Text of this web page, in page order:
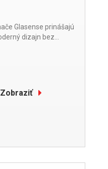
Glasense prinášajú
dizajn bez...
Zobraziť